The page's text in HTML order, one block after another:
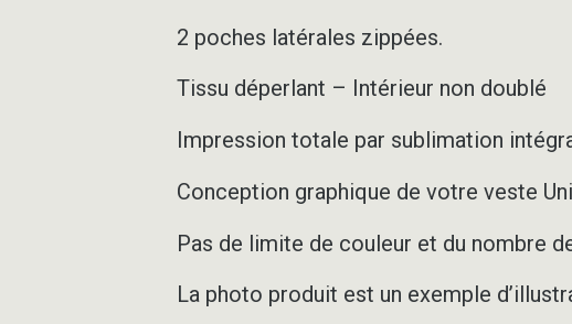
2 poches latérales zippées.
Tissu déperlant – Intérieur non doublé
Impression totale par sublimation
Conception graphique de votre veste
Pas de limite de couleur et du nombre
La photo produit est un exemple